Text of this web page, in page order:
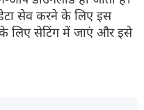
सेव करने के लिए इस
लिए सेटिंग में जाएं और इसे